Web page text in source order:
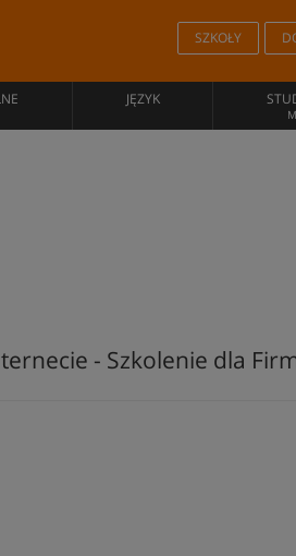
SZKOŁY
JĘZYK
- Szkolenie dla